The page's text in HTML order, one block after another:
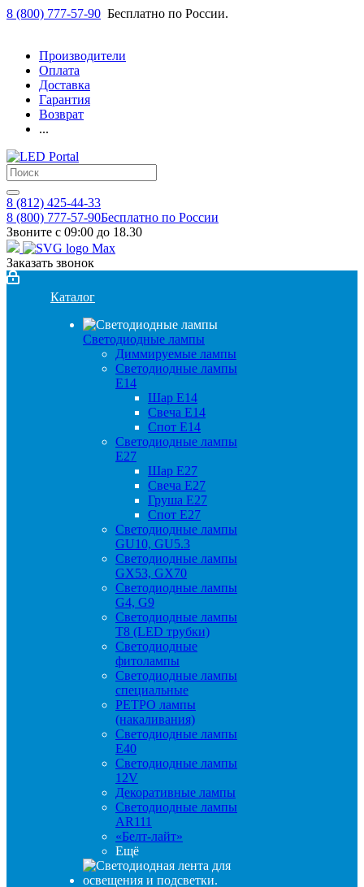
8 (800) 777-57-90 Бесплатно по России.
Производители
Оплата
Доставка
Гарантия
Возврат
...
8 (812) 425-44-33
8 (800) 777-57-90Бесплатно по России
Звоните с 09:00 до 18.30
Заказать звонок
Каталог
Светодиодные лампы
Диммируемые лампы
Светодиодные лампы
Е14
Шар Е14
Свеча Е14
Спот Е14
Светодиодные лампы
Е27
Шар Е27
Свеча Е27
Груша Е27
Спот Е27
Светодиодные лампы
GU10, GU5.3
Светодиодные лампы
GX53, GX70
Светодиодные лампы
G4, G9
Светодиодные лампы
Т8 (LED трубки)
Светодиодные
фитолампы
Светодиодные лампы
специальные
РЕТРО лампы
(накаливания)
Светодиодные лампы
E40
Светодиодные лампы
12V
Декоративные лампы
Светодиодные лампы
AR111
«Белт-лайт»
Ещё